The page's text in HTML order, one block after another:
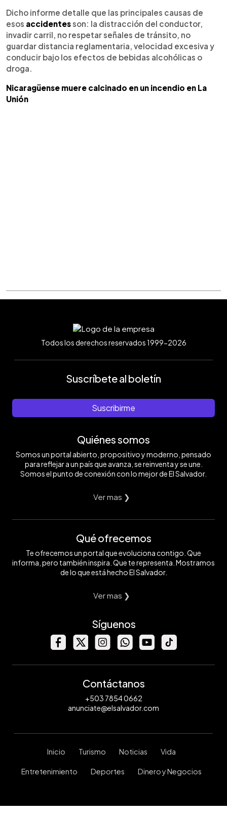
Dicho informe detalle que las principales causas de
esos accidentesson: la distracción del conductor,
invadir carril, no respetar señales de tránsito, no
guardar distancia reglamentaria, velocidad excesiva y
conducir bajo los efectos de bebidas alcohólicas o
droga.
Nicaragüense muere calcinado en un incendio en La
Unión
Todos los derechos reservados 1999-2026
Suscríbete al boletín
Suscribirme
Quiénes somos
Somos un portal abierto, propositivo y moderno, pensado
para reflejar a un país que avanza, se reinventa y se une.
Somos el punto de conexión con lo mejor de El Salvador.
Ver mas ❯
Qué ofrecemos
Te ofrecemos un portal que evoluciona contigo. Que
informa, pero también inspira. Que te representa. Mostramos
de lo que está hecho El Salvador.
Ver mas ❯
Síguenos
Contáctanos
+503 7854 0662
anunciate@elsalvador.com
Inicio Turismo Noticias Vida
Entretenimiento Deportes Dinero y Negocios